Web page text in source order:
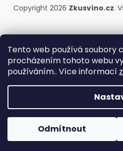
Tento web používá soubory
procházením tohoto webu
používáním.. Více informací
Odmítnout
Copyright 2026 Zkusvíno.cz.